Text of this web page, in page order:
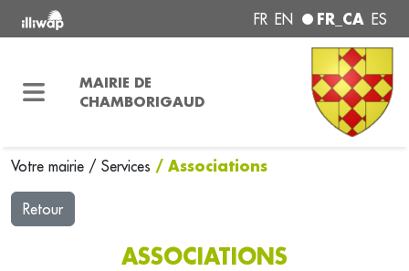
FR EN FR_CA ES
MAIRIE DE
CHAMBORIGAUD
Votre mairie / Services / Associations
Retour
ASSOCIATIONS